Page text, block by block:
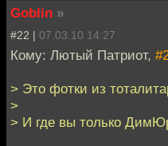
Goblin »
#22 | 07.03.10 14:27
Кому: Лютый Патриот,
> Это фотки из
>
> И где вы только